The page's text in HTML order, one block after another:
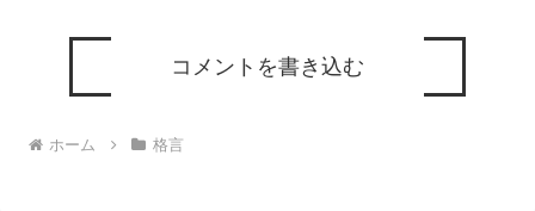
コメントを書き込む
ホーム 格言